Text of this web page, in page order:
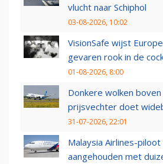
vlucht naar Schiphol
03-08-2026, 10:02
VisionSafe wijst
gevaren rook in de
01-08-2026, 8:00
Donkere wolken boven
prijsvechter doet
31-07-2026, 22:01
Malaysia Airlines-piloot
aangehouden met